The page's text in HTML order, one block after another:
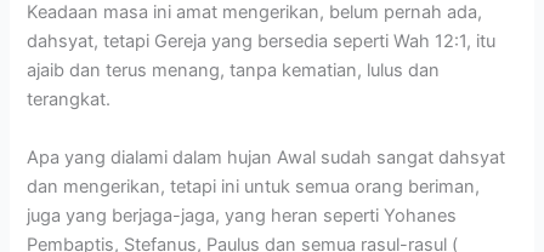
Keadaan masa ini amat mengerikan, belum pernah ada,
dahsyat, tetapi Gereja yang bersedia seperti Wah 12:1, itu
ajaib dan terus menang, tanpa kematian, lulus dan
terangkat.
Apa yang dialami dalam hujan Awal sudah sangat dahsyat
dan mengerikan, tetapi ini untuk semua orang beriman,
juga yang berjaga-jaga, yang heran seperti Yohanes
Pembaptis, Stefanus, Paulus dan semua rasul-rasul (